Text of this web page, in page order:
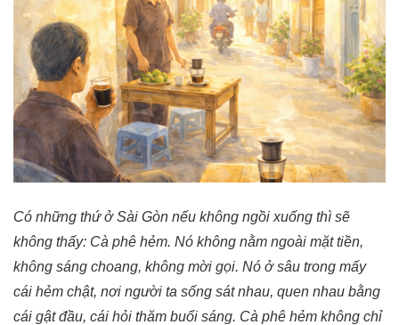
Có những thứ ở Sài Gòn nếu không ngồi xuống thì sẽ
không thấy: Cà phê hẻm. Nó không nằm ngoài mặt tiền,
không sáng choang, không mời gọi. Nó ở sâu trong mấy
cái hẻm chật, nơi người ta sống sát nhau, quen nhau bằng
cái gật đầu, cái hỏi thăm buổi sáng. Cà phê hẻm không chỉ